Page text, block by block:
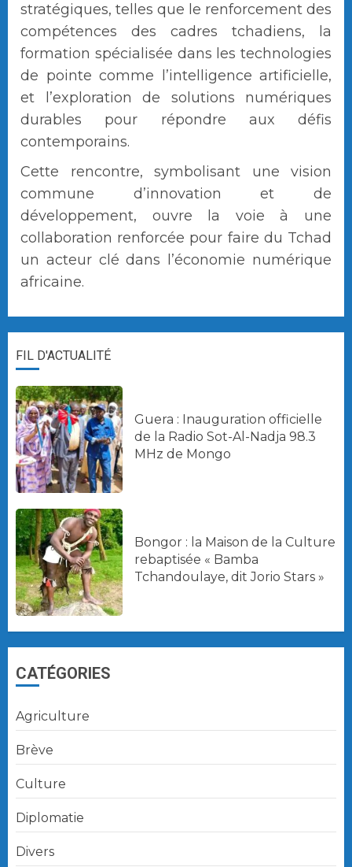
stratégiques, telles que le renforcement des
compétences des cadres tchadiens, la
formation spécialisée dans les technologies
de pointe comme l’intelligence artificielle,
et l’exploration de solutions numériques
durables pour répondre aux défis
contemporains.
Cette rencontre, symbolisant une vision
commune d’innovation et de
développement, ouvre la voie à une
collaboration renforcée pour faire du Tchad
un acteur clé dans l’économie numérique
africaine.
FIL D'ACTUALITÉ
Guera : Inauguration officielle
de la Radio Sot-Al-Nadja 98.3
MHz de Mongo
Bongor : la Maison de la Culture
rebaptisée « Bamba
Tchandoulaye, dit Jorio Stars »
CATÉGORIES
Agriculture
Brève
Culture
Diplomatie
Divers